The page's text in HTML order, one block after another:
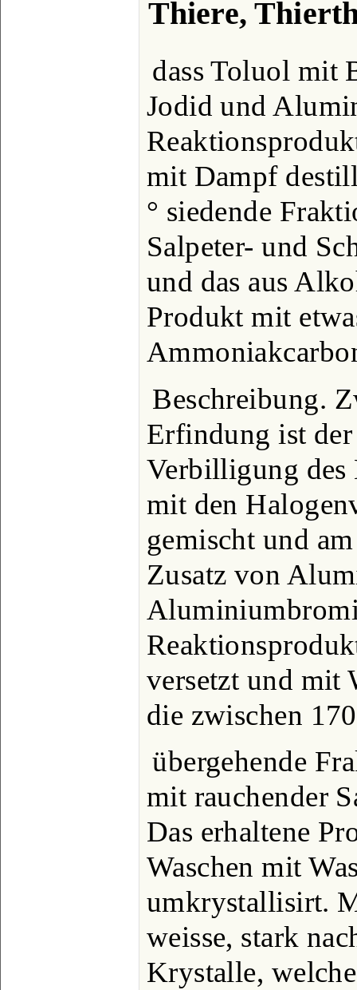
Thiere,
dass Toluol mit
Jodid und
mit Dampf
° siedende
Salpeter- und
und das aus
Produkt mit
Beschreibung.
Erfindung ist
Verbilligung
mit den
gemischt und
Zusatz von
versetzt und mit
die zwischen
übergehende
mit rauchender
Das erhaltene
Waschen mit
umkrystallisirt.
weisse, stark
Krystalle,